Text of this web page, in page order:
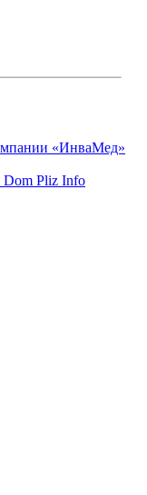
«ИнваМед»
Dom Pliz Info